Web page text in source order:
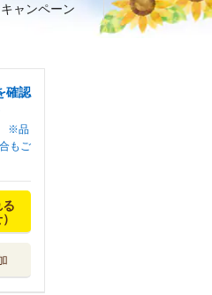
キャンペーン
確認
※品
もご